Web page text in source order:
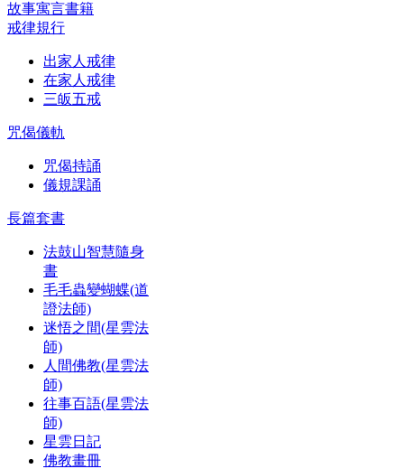
故事寓言書籍
戒律規行
出家人戒律
在家人戒律
三皈五戒
咒偈儀軌
咒偈持誦
儀規課誦
長篇套書
法鼓山智慧隨身
書
毛毛蟲變蝴蝶(道
證法師)
迷悟之間(星雲法
師)
人間佛教(星雲法
師)
往事百語(星雲法
師)
星雲日記
佛教畫冊